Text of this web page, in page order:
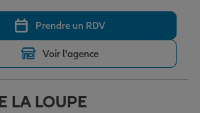
Prendre un RDV
Voir l'agence
LA LOUPE